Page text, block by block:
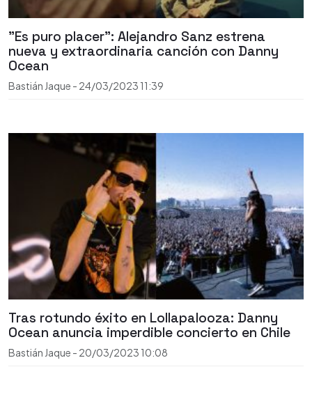
"Es puro placer": Alejandro Sanz estrena
nueva y extraordinaria canción con Danny
Ocean
Bastián Jaque - 24/03/2023 11:39
Tras rotundo éxito en Lollapalooza: Danny
Ocean anuncia imperdible concierto en Chile
Bastián Jaque - 20/03/2023 10:08